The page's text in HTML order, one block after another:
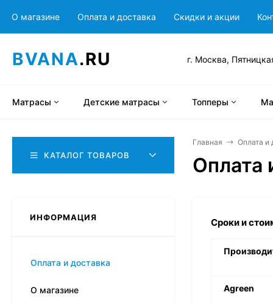
О магазине Оплата и доставка Скидки и акции
BVANA.RU г. Москва,
Матрасы Детские матрасы Топперы
Главная Оплата и
Оплата
Сроки и
Agreen
КАТАЛОГ ТОВАРОВ
ИНФОРМАЦИЯ
Оплата и доставка
О магазине